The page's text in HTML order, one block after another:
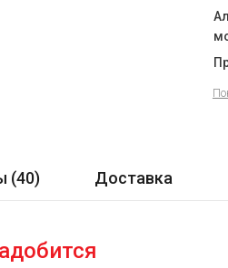
(40) Доставка